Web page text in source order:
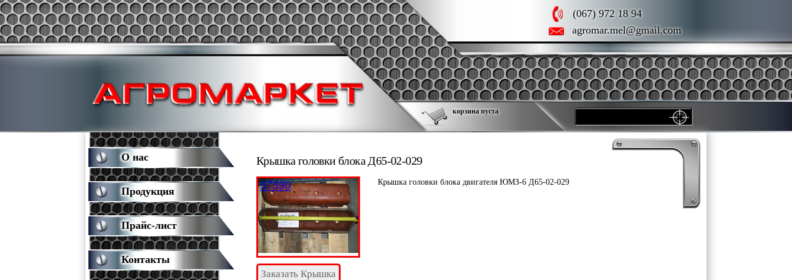
(067) 972 18 94
agromar.mel@gmail.com
корзина пуста
Крышка головки блока Д65-02-029
Крышка головки блока двигателя ЮМЗ-6 Д65-02-029
Заказать Крышка
О нас
Продукция
Прайс-лист
Контакты